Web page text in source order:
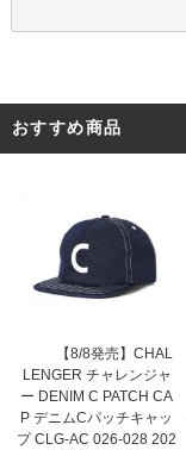
おすすめ商品
【8/8発売】CHAL
LENGER チャレンジャ
ー DENIM C PATCH CA
P デニムCパッチキャッ
プ CLG-AC 026-028 202